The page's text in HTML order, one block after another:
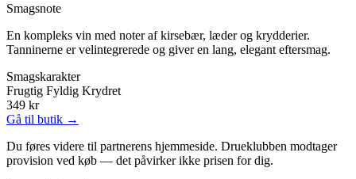
Smagsnote
En kompleks vin med noter af kirsebær, læder og krydderier.
Tanninerne er velintegrerede og giver en lang, elegant eftersmag.
Smagskarakter
Frugtig Fyldig Krydret
349 kr
Gå til butik →
Du føres videre til partnerens hjemmeside. Drueklubben modtager
provision ved køb — det påvirker ikke prisen for dig.